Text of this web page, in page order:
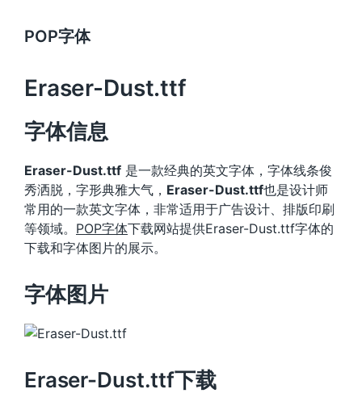
POP字体
Eraser-Dust.ttf
字体信息
Eraser-Dust.ttf 是一款经典的英文字体，字体线条俊
秀洒脱，字形典雅大气， Eraser-Dust.ttf也是设计师
常用的一款英文字体，非常适用于广告设计、排版印刷
等领域。 POP字体下载网站提供Eraser-Dust.ttf字体的
下载和字体图片的展示。
字体图片
Eraser-Dust.ttf下载